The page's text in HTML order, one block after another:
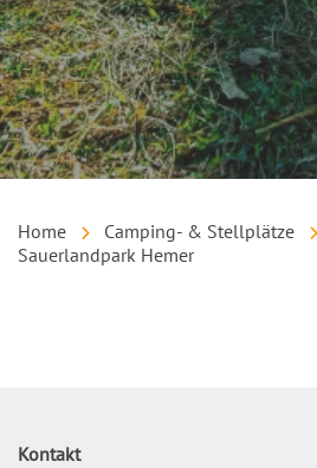
Home Camping- & Stellplätze
Sauerlandpark Hemer
Kontakt